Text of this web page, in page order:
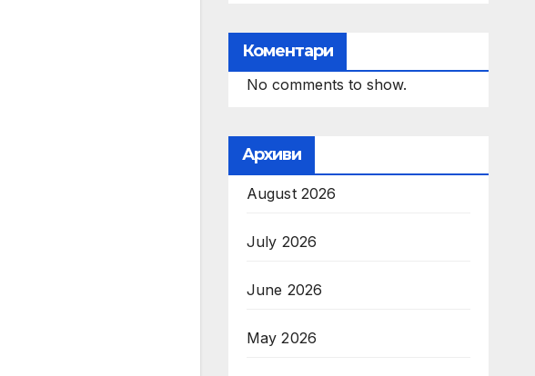
Коментари
No comments to show.
Архиви
August 2026
July 2026
June 2026
May 2026